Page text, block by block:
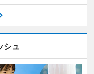
シュ